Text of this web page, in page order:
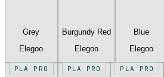
Grey
Elegoo
Burgundy Red
Elegoo
Blue
Elegoo
PLA PRO PLA PRO PLA PRO